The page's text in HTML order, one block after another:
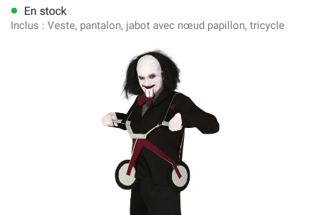
lens En stock
Inclus : Veste, pantalon, jabot avec nœud papillon, tricycle